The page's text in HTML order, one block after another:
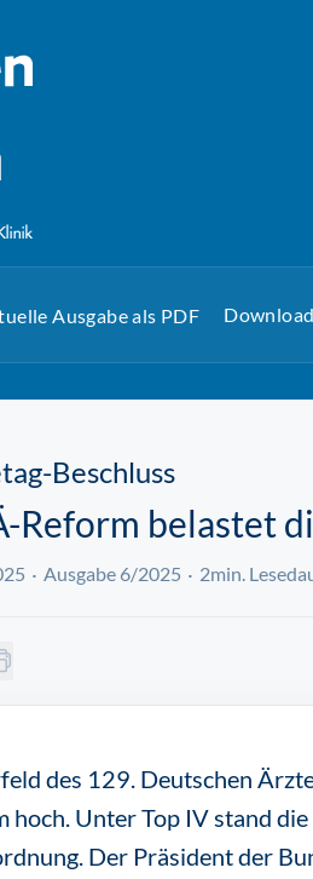
Ausgabe als PDF
Beschluss
Reform belastet
Ausgabe 6/2025 2min.
des 129. Deutschen
hoch. Unter Top IV stand
Der Präsident der